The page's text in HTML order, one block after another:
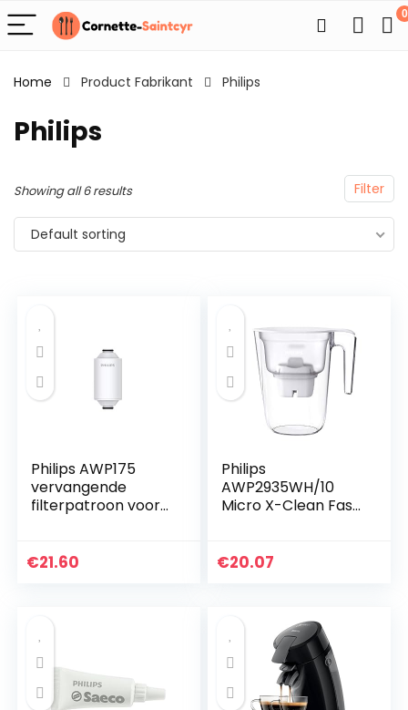
0
Home Product Fabrikant Philips
Philips
Filter
Showing all 6 results
Default sorting
Philips AWP175
vervangende
filterpatroon voor
filter AWP1775,
€21.60
Philips
AWP2935WH/10
Micro X-Clean Fast
Wit, 2,6 liter, Brita
€20.07